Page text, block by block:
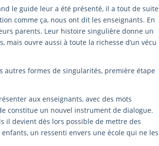
le guide leur a été présenté, il a tout de suite
comme ça, nous ont dit les enseignants. En
parents. Leur histoire singulière donne un
ouvre aussi à toute la richesse d’un vécu
autres formes de singularités, première étape
aux enseignants, avec des mots
constitue un nouvel instrument de dialogue.
il devient dès lors possible de mettre des
un ressenti envers une école qui ne les